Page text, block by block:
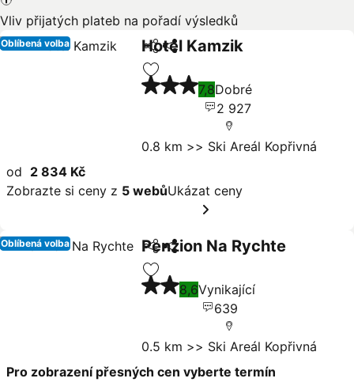
Vliv přijatých plateb na pořadí výsledků
Oblíbená volba Sdílet
Přidat na seznam oblíbených
Hotel Kamzik
Ukázat ceny
3 Počet hvězdiček
7,8Dobré
2 927
0.8 km >> Ski Areál Kopřivná
od 2 834 Kč
Zobrazte si ceny z 5 webůUkázat ceny
Oblíbená volba Sdílet
Přidat na seznam oblíbených
Penzion Na Rychte
Ukázat ceny
2 Počet hvězdiček
8,6Vynikající
639
0.5 km >> Ski Areál Kopřivná
Pro zobrazení přesných cen vyberte termín